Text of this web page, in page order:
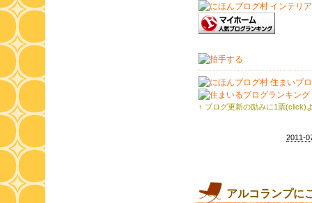
↑ ブログ更新の励みに1票(click)
2011-
アルコランプに